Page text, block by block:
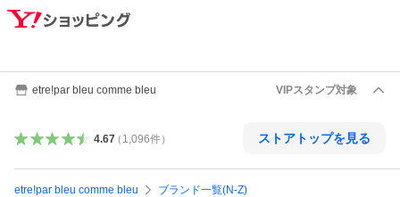
etre!par bleu comme bleu VIPスタンプ対象
4.67（ 1,096件） ストアトップを見る
etre!par bleu comme bleu ブランド一覧(N-Z)